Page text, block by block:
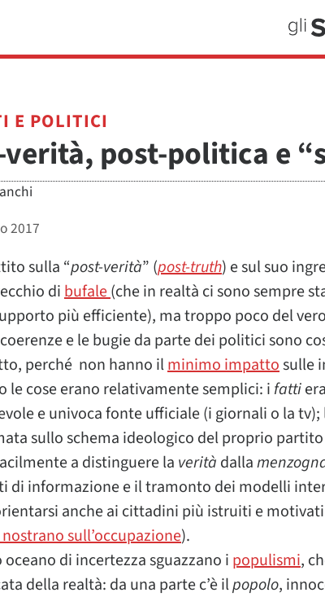
E POLITICI
post-politica e
2017
sulla “post-verità” (post-truth) e sul suo
dibufale(che in realtà ci sono sempre
più efficiente), ma troppo poco del
e le bugie da parte dei politici sono
perché non hanno ilminimo impattosulle
le cose erano relativamente semplici: i fatti
e univoca fonte ufficiale (i giornali o la
sullo schema ideologico del proprio
a distinguere la verità dalla
di informazione e il tramonto dei modelli
anche ai cittadini più istruiti e
sull’occupazione).
oceano di incertezza sguazzano i populismi,
della realtà: da una parte c’è ilpopolo,